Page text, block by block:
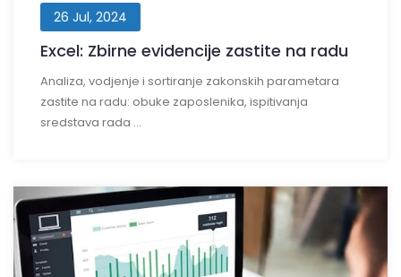
26 Jul, 2024
Excel: Zbirne evidencije zastite na radu
Analiza, vodjenje i sortiranje zakonskih parametara
zastite na radu: obuke zaposlenika, ispitivanja
sredstava rada ...